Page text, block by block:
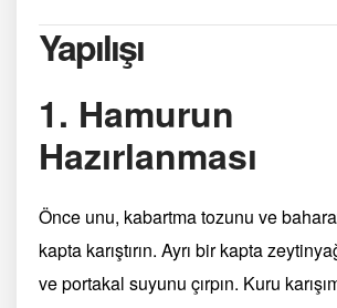
Yapılışı
1. Hamurun
Hazırlanması
Önce unu, kabartma tozunu ve
kapta karıştırın. Ayrı bir kapta
ve portakal suyunu çırpın. Kuru